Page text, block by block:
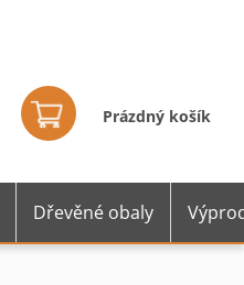
košík
Prázdný košík
Dřevěné obaly